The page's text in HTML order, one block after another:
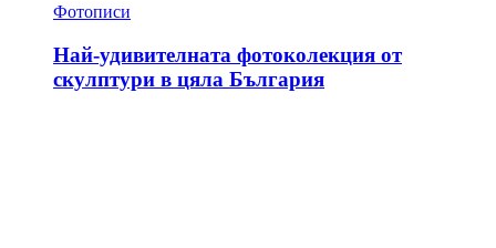
Фотописи
Най-удивителната фотоколекция от
скулптури в цяла България